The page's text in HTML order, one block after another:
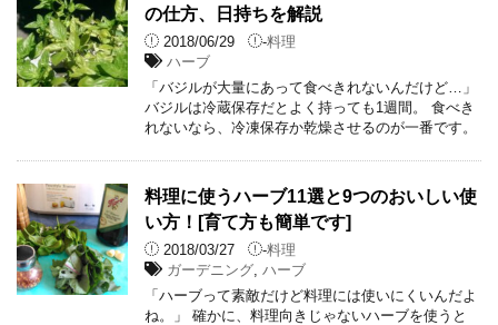
の仕方、日持ちを解説
2018/06/29 -料理
ハーブ
「バジルが大量にあって食べきれないんだけど…」
バジルは冷蔵保存だとよく持っても1週間。 食べき
れないなら、冷凍保存か乾燥させるのが一番です。
料理に使うハーブ11選と9つのおいしい使
い方！[育て方も簡単です]
2018/03/27 -料理
ガーデニング ,ハーブ
「ハーブって素敵だけど料理には使いにくいんだよ
ね。」 確かに、料理向きじゃないハーブを使うと